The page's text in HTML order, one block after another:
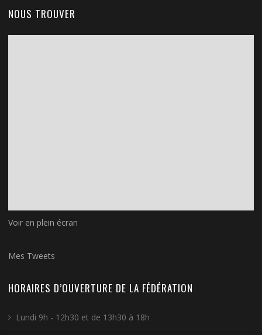
NOUS TROUVER
Voir en plein écran
Mes Tweets
HORAIRES D’OUVERTURE DE LA FÉDÉRATION
Lundi 9h - 12h30 et de 13h30 à 18h